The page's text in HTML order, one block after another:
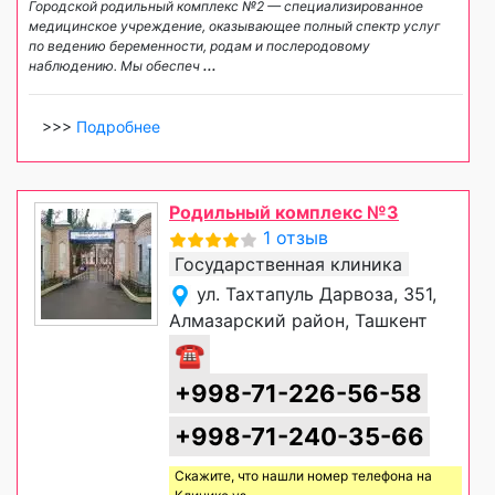
Городской родильный комплекс №2 — специализированное
медицинское учреждение, оказывающее полный спектр услуг
по ведению беременности, родам и послеродовому
наблюдению. Мы обеспеч ...
>>> Подробнее
Родильный комплекс №3
1 отзыв
Государственная клиника
ул. Тахтапуль Дарвоза, 351,
Алмазарский район, Ташкент
☎
+998-71-226-56-58
+998-71-240-35-66
Скажите, что нашли номер телефона на